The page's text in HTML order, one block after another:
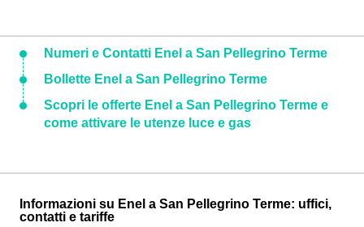
Numeri e Contatti Enel a San Pellegrino Terme
Bollette Enel a San Pellegrino Terme
Scopri le offerte Enel a San Pellegrino Terme e
come attivare le utenze luce e gas
Informazioni su Enel a San Pellegrino Terme: uffici,
contatti e tariffe